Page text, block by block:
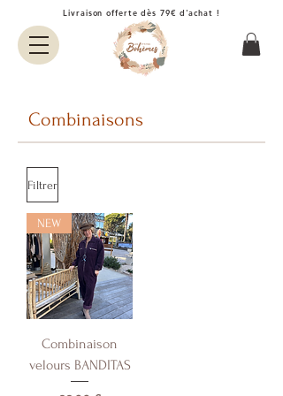
Livraison offerte dès 79€ d'achat !
Combinaisons
Filtrer
NEW
Combinaison
velours BANDITAS